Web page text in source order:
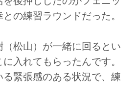
の練習ラウンドだった。
（松山）が一緒に回るとい
入れてもらったんです。
緊張感のある状況で、練